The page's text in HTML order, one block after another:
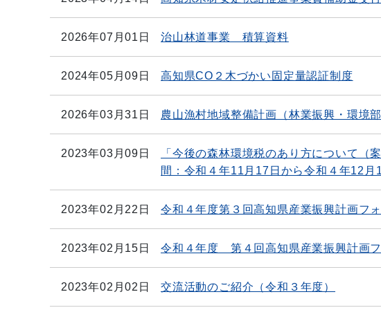
2026年07月01日 治山林道事業 積算資料
2024年05月09日 高知県CO２木づかい固定量認証制度
2026年03月31日 農山漁村地域整備計画（林業振興・環境部
2023年03月09日
「今後の森林環境税のあり方について（
間：令和４年11月17日から令和４年12月
2023年02月22日 令和４年度第３回高知県産業振興計画フ
2023年02月15日 令和４年度 第４回高知県産業振興計画
2023年02月02日 交流活動のご紹介（令和３年度）